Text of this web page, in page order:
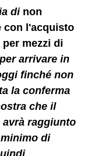
di non
con l'acquisto
mezzi di
per arrivare in
finché non
la conferma
che il
raggiunto
di